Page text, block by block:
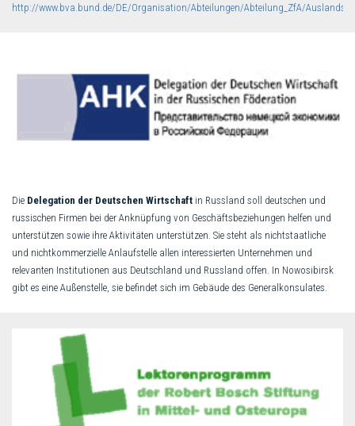
http://www.bva.bund.de/DE/Organisation/Abteilungen/Abteilung_ZfA/
Die Delegation der Deutschen Wirtschaft in Russland soll deutschen und
russischen Firmen bei der Anknüpfung von Geschäftsbeziehungen helfen und
unterstützen sowie ihre Aktivitäten unterstützen. Sie steht als nichtstaatliche
und nichtkommerzielle Anlaufstelle allen interessierten Unternehmen und
relevanten Institutionen aus Deutschland und Russland offen. In Nowosibirsk
gibt es eine Außenstelle, sie befindet sich im Gebäude des Generalkonsulates.